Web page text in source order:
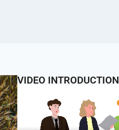
VIDEO INTRODUCTION